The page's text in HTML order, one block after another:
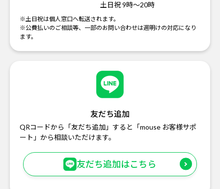
土日祝 9時～20時
※土日祝は個人窓口へ転送されます。
※公費払いのご相談等、一部のお問い合わせは週明けの対応になり
ます。
友だち追加
QRコードから「友だち追加」すると「mouse お客様サポ
ート」から相談いただけます。
友だち追加はこちら